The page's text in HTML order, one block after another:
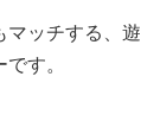
マッチする、遊
す。